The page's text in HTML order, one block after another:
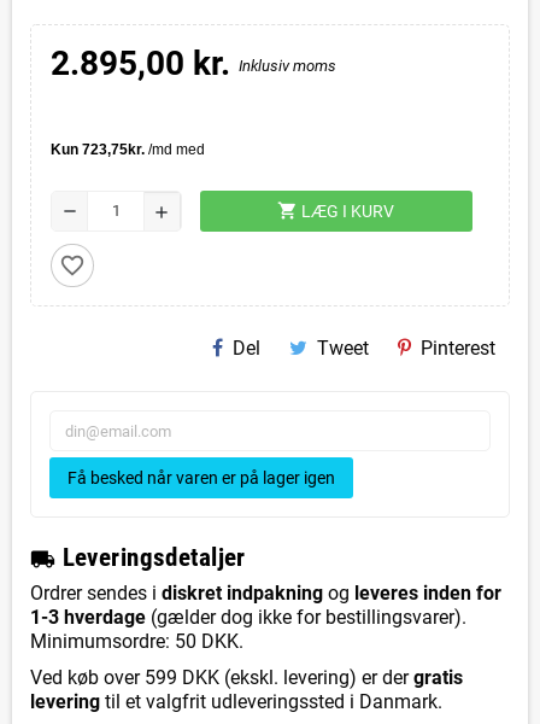
2.895,00 kr. Inklusiv moms
remove add shopping_cart LÆG I KURV
favorite_border
Del Tweet Pinterest
Få besked når varen er på lager igen
local_shipping Leveringsdetaljer
Ordrer sendes i diskret indpakning og leveres inden for
1-3 hverdage (gælder dog ikke for bestillingsvarer).
Minimumsordre: 50 DKK.
Ved køb over 599 DKK (ekskl. levering) er dergratis
levering til et valgfrit udleveringssted i Danmark.